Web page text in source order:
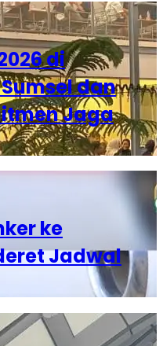
di
dan
Jaga
ke
Jadwal